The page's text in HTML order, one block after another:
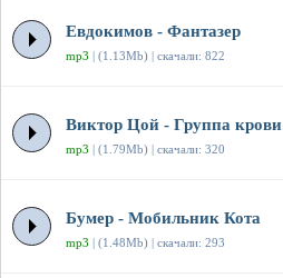
Евдокимов - Фантазер
mp3 | (1.13Mb) | скачали: 822
Виктор Цой - Группа крови
mp3 | (1.79Mb) | скачали: 320
Бумер - Мобильник Кота
mp3 | (1.48Mb) | скачали: 293